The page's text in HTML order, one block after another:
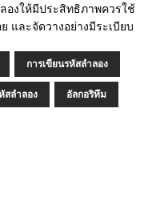
องให้มีประสิทธิภาพควรใช้
และจัดวางอย่างมีระเบียบ
การเขียนรหัสลำลอง
สลำลอง อัลกอริทึม